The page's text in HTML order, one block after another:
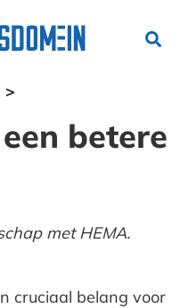
>
betere
met HEMA.
cruciaal belang voor